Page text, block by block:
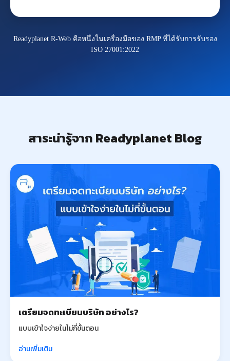
Readyplanet R-Web คือหนึ่งในเครื่องมือของ RMP ที่ได้รับการรับรอง
ISO 27001:2022
สาระน่ารู้จาก Readyplanet Blog
เตรียมจดทะเบียนบริษัท อย่างไร?
แบบเข้าใจง่ายในไม่กี่ขั้นตอน
อ่านเพิ่มเติม